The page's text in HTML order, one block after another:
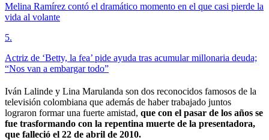
Melina Ramírez contó el dramático momento en el que casi pierde la
vida al volante
5.
Actriz de ‘Betty, la fea’ pide ayuda tras acumular millonaria deuda;
“Nos van a embargar todo”
Iván Lalinde y Lina Marulanda son dos reconocidos famosos de la
televisión colombiana que además de haber trabajado juntos
lograron formar una fuerte amistad, que con el pasar de los años se
fue trasformando con la repentina muerte de la presentadora,
que falleció el 22 de abril de 2010.